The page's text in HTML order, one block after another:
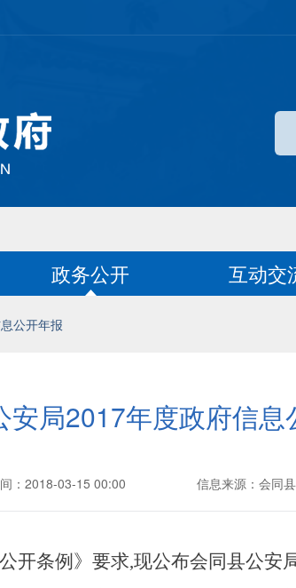
政务公开 互动交
公开年报
安局2017年度政府信息
：2018-03-15 00:00 信息来源：会同
开条例》要求,现公布会同县公安